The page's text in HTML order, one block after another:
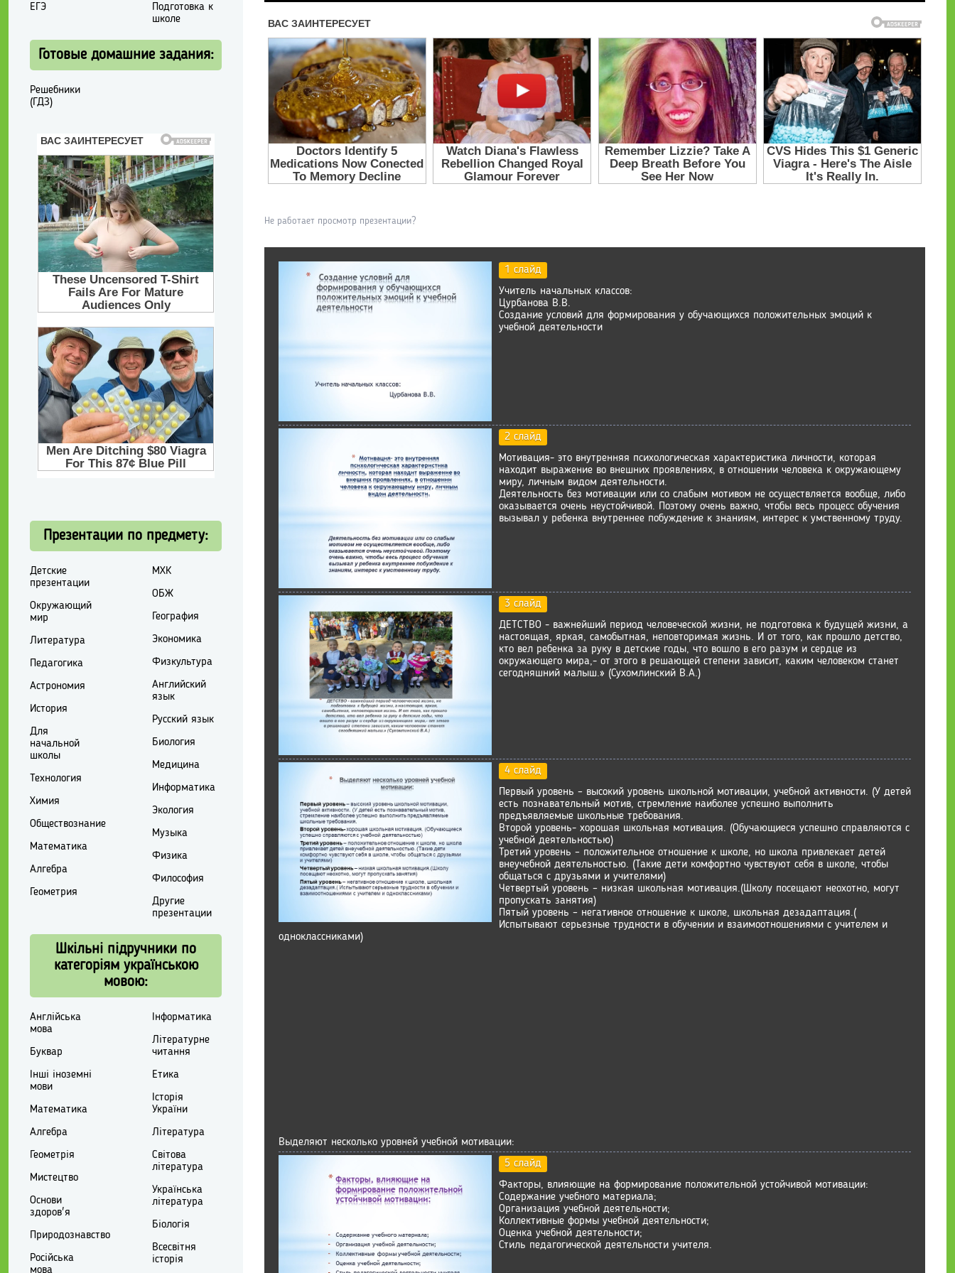
Не работает просмотр презентации?
1 слайд
Учитель начальных классов:
Цурбанова В.В.
Создание условий для формирования у обучающихся положительных эмоций к
учебной деятельности
2 слайд
Мотивация- это внутренняя психологическая характеристика личности, которая
находит выражение во внешних проявлениях, в отношении человека к окружающему
миру, личным видом деятельности.
Деятельность без мотивации или со слабым мотивом не осуществляется вообще, либо
оказывается очень неустойчивой. Поэтому очень важно, чтобы весь процесс обучения
вызывал у ребенка внутреннее побуждение к знаниям, интерес к умственному труду.
3 слайд
ДЕТСТВО - важнейший период человеческой жизни, не подготовка к будущей жизни, а
настоящая, яркая, самобытная, неповторимая жизнь. И от того, как прошло детство,
кто вел ребенка за руку в детские годы, что вошло в его разум и сердце из
окружающего мира,- от этого в решающей степени зависит, каким человеком станет
сегодняшний малыш.» (Сухомлинский В.А.)
4 слайд
Первый уровень – высокий уровень школьной мотивации, учебной активности. (У детей
есть познавательный мотив, стремление наиболее успешно выполнить
предъявляемые школьные требования.
Второй уровень- хорошая школьная мотивация. (Обучающиеся успешно справляются с
учебной деятельностью)
Третий уровень – положительное отношение к школе, но школа привлекает детей
внеучебной деятельностью. (Такие дети комфортно чувствуют себя в школе, чтобы
общаться с друзьями и учителями)
Четвертый уровень – низкая школьная мотивация.(Школу посещают неохотно, могут
пропускать занятия)
Пятый уровень – негативное отношение к школе, школьная дезадаптация.(
Испытывают серьезные трудности в обучении и взаимоотношениями с учителем и
одноклассниками)
Выделяют несколько уровней учебной мотивации:
5 слайд
Факторы, влияющие на формирование положительной устойчивой мотивации:
Содержание учебного материала;
Организация учебной деятельности;
Коллективные формы учебной деятельности;
Оценка учебной деятельности;
Стиль педагогической деятельности учителя.
ЕГЭ
Подготовка к
школе
Готовые домашние задания:
Решебники
(ГДЗ)
Презентации по предмету:
Детские
презентации
Окружающий
мир
Литература
Педагогика
Астрономия
История
Для
начальной
школы
Технология
Химия
Обществознание
Математика
Алгебра
Геометрия
МХК
ОБЖ
География
Экономика
Физкультура
Английский
язык
Русский язык
Биология
Медицина
Информатика
Экология
Музыка
Физика
Философия
Другие
презентации
Шкільні підручники по
категоріям українською
мовою:
Англійська
мова
Буквар
Інші іноземні
мови
Математика
Алгебра
Геометрія
Мистецтво
Основи
здоров'я
Природознавство
Російська
мова
Інформатика
Літературне
читання
Етика
Історія
України
Література
Світова
література
Українська
література
Біологія
Всесвітня
історія